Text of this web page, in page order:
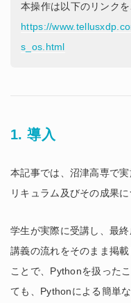
本操作は以下のリンクを
https://
s_os.html
1. 導入
本記事では、沼津高専で実
リキュラム及びその成果
学生が実際に受講し、最
講義の流れをそのまま掲
ことで、Pythonを扱った
ても、Pythonによる簡単